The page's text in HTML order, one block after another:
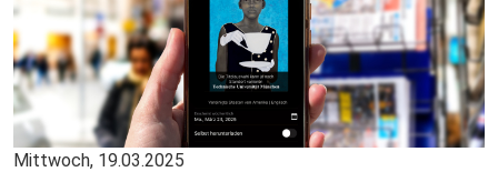
Mittwoch, 19.03.2025